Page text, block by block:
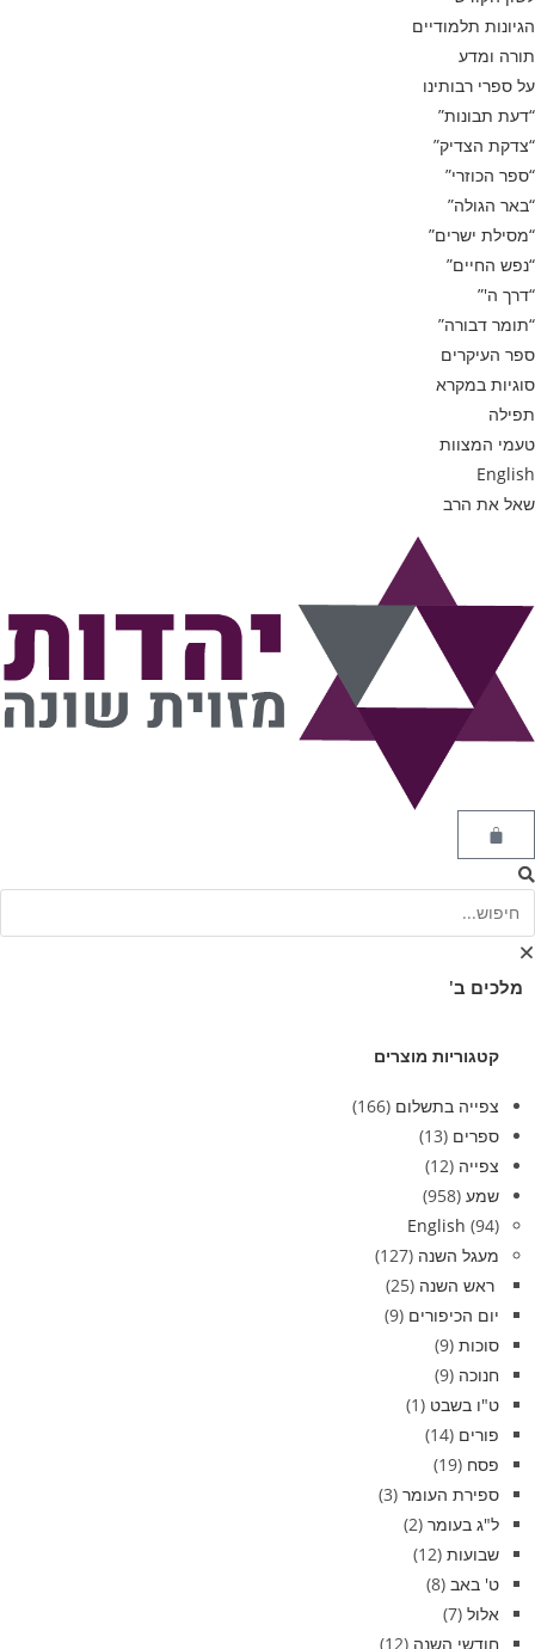
הגיונות תלמודיים
תורה ומדע
על ספרי רבותינו
“דעת תבונות”
“צדקת הצדיק”
“ספר הכוזרי”
“באר הגולה”
“מסילת ישרים”
“נפש החיים”
“דרך ה'”
“תומר דבורה”
ספר העיקרים
סוגיות במקרא
תפילה
טעמי המצוות
English
שאל את הרב
מלכים ב'
קטגוריות מוצרים
צפייה בתשלום (166)
ספרים (13)
צפייה (12)
שמע (958)
English (94)
מעגל השנה (127)
ראש השנה (25)
יום הכיפורים (9)
סוכות (9)
חנוכה (9)
ט"ו בשבט (1)
פורים (14)
פסח (19)
ספירת העומר (3)
ל"ג בעומר (2)
שבועות (12)
ט' באב (8)
אלול (7)
חודשי השנה (12)